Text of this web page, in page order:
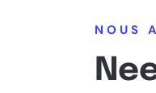
NOUS